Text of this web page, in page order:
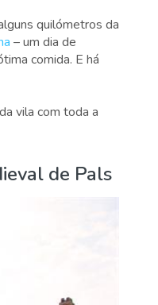
quilómetros da
– um dia de
comida. E há
vila com toda a
de Pals